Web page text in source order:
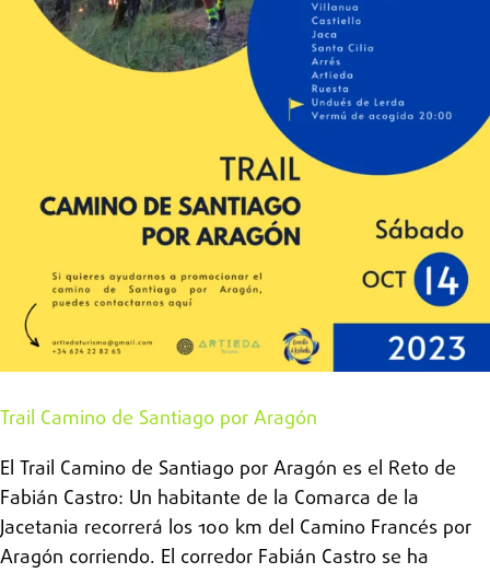
Trail Camino de Santiago por Aragón
El Trail Camino de Santiago por Aragón es el Reto de
Fabián Castro: Un habitante de la Comarca de la
Jacetania recorrerá los 100 km del Camino Francés por
Aragón corriendo. El corredor Fabián Castro se ha